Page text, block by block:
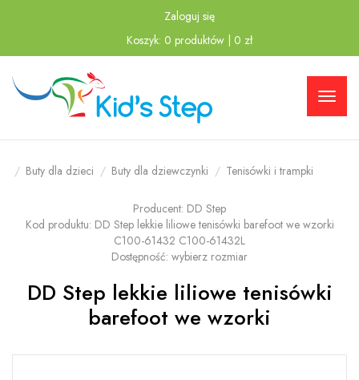
do menu
głównego
do
menu w
stopce
Zaloguj się
Koszyk: 0 produktów 0 zł
Buty dla dzieci Buty dla dziewczynki Tenisówki i trampki
Producent: DD Step
Kod produktu: DD Step lekkie liliowe tenisówki barefoot we wzorki
C100-61432 C100-61432L
Dostępność: wybierz rozmiar
DD Step lekkie liliowe tenisówki
barefoot we wzorki